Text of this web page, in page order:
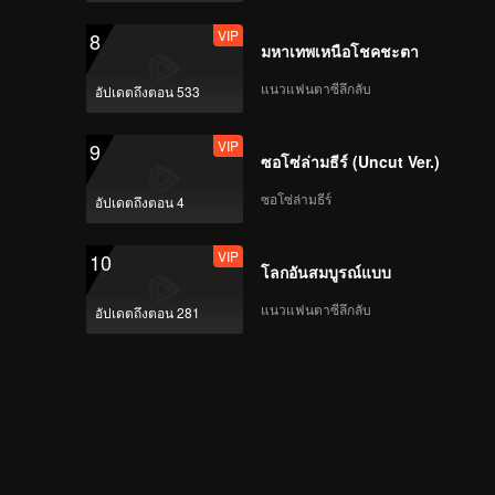
8
อัปเดตถึงตอน 533
VIP
มหาเทพเหนือโชคชะตา
แนวแฟนตาซีลึกลับ
9
อัปเดตถึงตอน 4
VIP
ซอโซ่ล่ามธีร์ (Uncut Ver.)
ซอโซ่ล่ามธีร์
10
อัปเดตถึงตอน 281
VIP
โลกอันสมบูรณ์แบบ
แนวแฟนตาซีลึกลับ